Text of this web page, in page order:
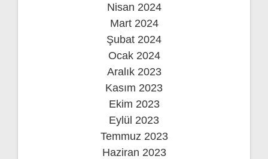
Nisan 2024
Mart 2024
Şubat 2024
Ocak 2024
Aralık 2023
Kasım 2023
Ekim 2023
Eylül 2023
Temmuz 2023
Haziran 2023